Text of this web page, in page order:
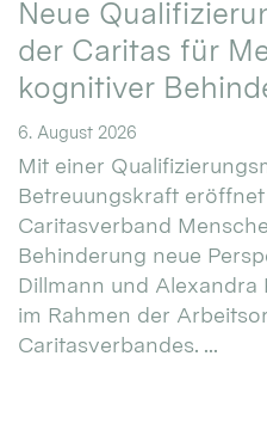
Neue
der Caritas für
kognitiver
6. August 2026
Mit einer
Betreuungskraft
Caritasverband
Behinderung neue
Dillmann und
im Rahmen der
Caritasverbandes. ...